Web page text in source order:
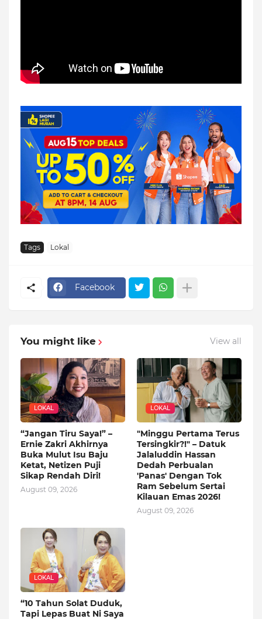
Tags Lokal
Facebook
You might like View all
LOKAL
“Jangan Tiru Saya!” –
Ernie Zakri Akhirnya
Buka Mulut Isu Baju
Ketat, Netizen Puji
Sikap Rendah Diri!
August 09, 2026
LOKAL
"Minggu Pertama Terus
Tersingkir?!" – Datuk
Jalaluddin Hassan
Dedah Perbualan
'Panas' Dengan Tok
Ram Sebelum Sertai
Kilauan Emas 2026!
August 09, 2026
LOKAL
“10 Tahun Solat Duduk,
Tapi Lepas Buat Ni Saya